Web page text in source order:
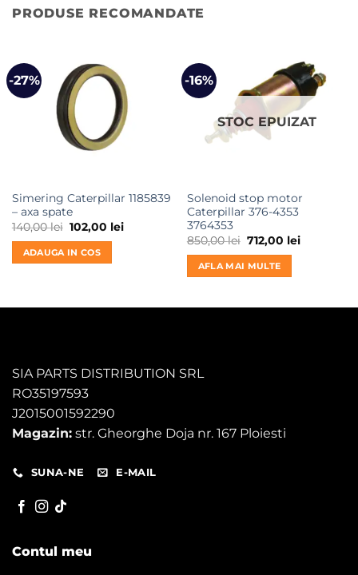
PRODUSE RECOMANDATE
-27%
Simering Caterpillar 1185839
– axa spate
140,00lei Prețul
inițial
a
fost:
140,00 lei.
102,00 leiPrețul
ADAUGA IN COS
-16%
STOC EPUIZAT
Solenoid stop motor
Caterpillar 376-4353
3764353
850,00lei Prețul
inițial
a
fost:
850,00 lei.
712,00 leiPrețul
AFLA MAI MULTE
SIA PARTS DISTRIBUTION SRL
RO35197593
J2015001592290
Magazin: str. Gheorghe Doja nr. 167 Ploiesti
SUNA-NE E-MAIL
Contul meu